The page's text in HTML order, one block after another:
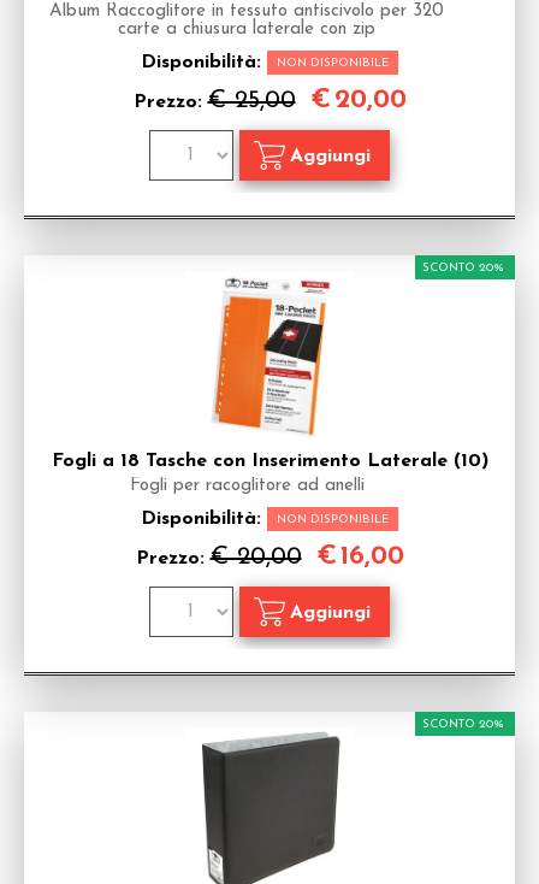
Album Raccoglitore in tessuto antiscivolo per 320
carte a chiusura laterale con zip
Disponibilità: NON DISPONIBILE
Prezzo:€ 25,00 € 20,00
Fogli a 18 Tasche con Inserimento Laterale (10)
Fogli per racoglitore ad anelli
Disponibilità: NON DISPONIBILE
Prezzo:€ 20,00
SCONTO 20%
€16,00
SCONTO 20%